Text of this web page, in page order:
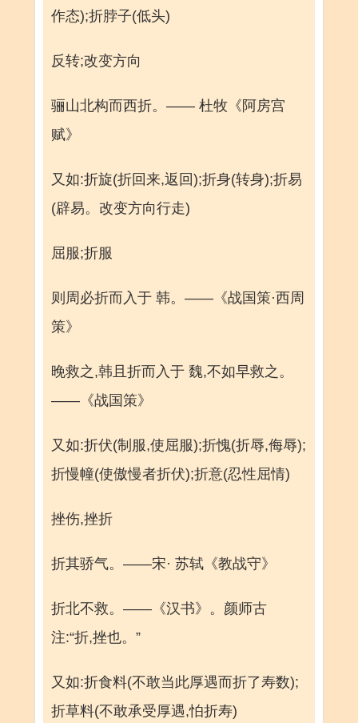
作态);折脖子(低头)
反转;改变方向
骊山北构而西折。—— 杜牧《阿房宫
赋》
又如:折旋(折回来,返回);折身(转身);折易
(辟易。改变方向行走)
屈服;折服
则周必折而入于 韩。——《战国策·西周
策》
晚救之,韩且折而入于 魏,不如早救之。
——《战国策》
又如:折伏(制服,使屈服);折愧(折辱,侮辱);
折慢幢(使傲慢者折伏);折意(忍性屈情)
挫伤,挫折
折其骄气。——宋· 苏轼《教战守》
折北不救。——《汉书》。颜师古
注:“折,挫也。”
又如:折食料(不敢当此厚遇而折了寿数);
折草料(不敢承受厚遇,怕折寿)